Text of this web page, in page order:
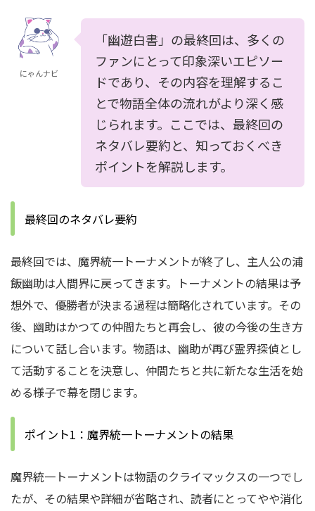
にゃんナビ
「幽遊白書」の最終回は、多くの
ファンにとって印象深いエピソー
ドであり、その内容を理解するこ
とで物語全体の流れがより深く感
じられます。ここでは、最終回の
ネタバレ要約と、知っておくべき
ポイントを解説します。
最終回のネタバレ要約
最終回では、魔界統一トーナメントが終了し、主人公の浦
飯幽助は人間界に戻ってきます。トーナメントの結果は予
想外で、優勝者が決まる過程は簡略化されています。その
後、幽助はかつての仲間たちと再会し、彼の今後の生き方
について話し合います。物語は、幽助が再び霊界探偵とし
て活動することを決意し、仲間たちと共に新たな生活を始
める様子で幕を閉じます。
ポイント1：魔界統一トーナメントの結果
魔界統一トーナメントは物語のクライマックスの一つでし
たが、その結果や詳細が省略され、読者にとってやや消化